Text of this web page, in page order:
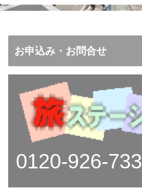
お申込み・お問合せ
0120-926-733